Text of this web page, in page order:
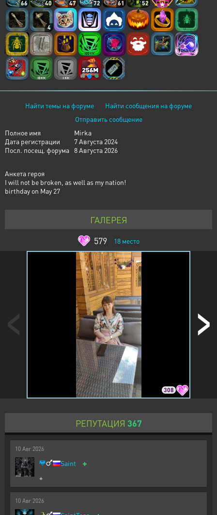
66 40 47 72 61 52
4
Найти темы на форуме
Найти сообщения на форуме
Отправить сообщение
Полное имя
Mirka
Дата регистрации
7 Августа 2024
Посл. посещ. форума 8 Августа 2026
Анкета героя
I will not be broken, as well as my nation!
birthday on May 27
ГАЛЕРЕЯ
579
18место
308
РЕПУТАЦИЯ 367
10 Авг 2026
Saint +
+
10 Авг 2026